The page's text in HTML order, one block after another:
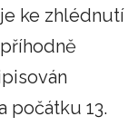
je ke zhlédnutí
počátku 13.